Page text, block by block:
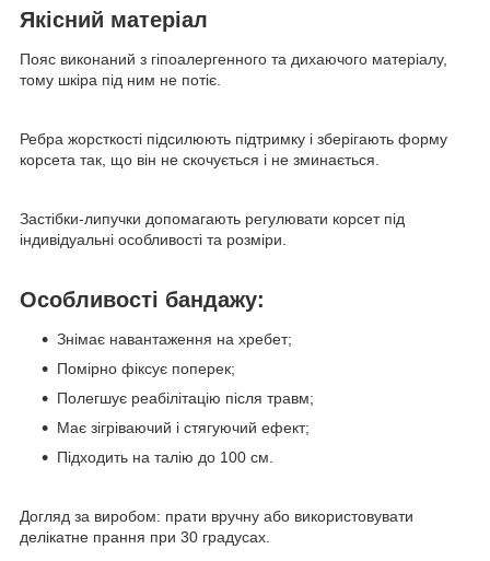
Якісний матеріал
Пояс виконаний з гіпоалергенного та дихаючого матеріалу,
тому шкіра під ним не потіє.
Ребра жорсткості підсилюють підтримку і зберігають форму
корсета так, що він не скочується і не зминається.
Застібки-липучки допомагають регулювати корсет під
індивідуальні особливості та розміри.
Особливості бандажу:
Знімає навантаження на хребет;
Помірно фіксує поперек;
Полегшує реабілітацію після травм;
Має зігріваючий і стягуючий ефект;
Підходить на талію до 100 см.
Догляд за виробом: прати вручну або використовувати
делікатне прання при 30 градусах.